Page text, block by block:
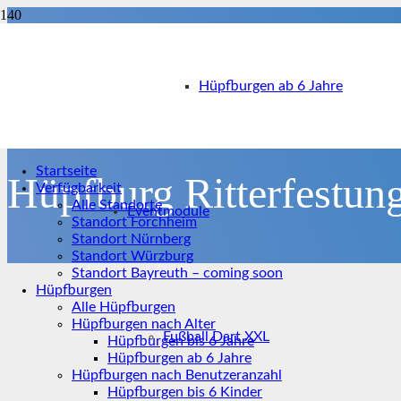
Hüpfburgen ab 6 Jahre
Eventmodule
Fußball Dart XXL
Startseite
Verfügbarkeit
Alle Standorte
Standort Forchheim
Standort Nürnberg
Standort Würzburg
Standort Bayreuth – coming soon
Hüpfburgen
Alle Hüpfburgen
Hüpfburgen nach Alter
Hüpfburgen bis 6 Jahre
Hüpfburgen ab 6 Jahre
Hüpfburgen nach Benutzeranzahl
Hüpfburgen bis 6 Kinder
Hüpfburg